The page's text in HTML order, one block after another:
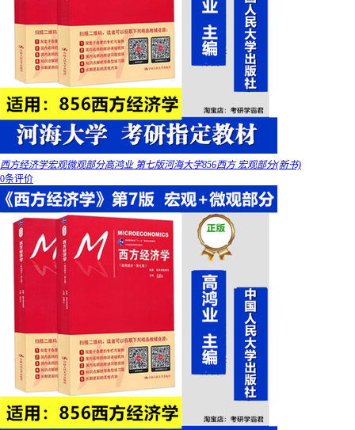
西方经济学宏观微观部分高鸿业 第七版河海大学856西方 宏观部分(新书)
0条评价